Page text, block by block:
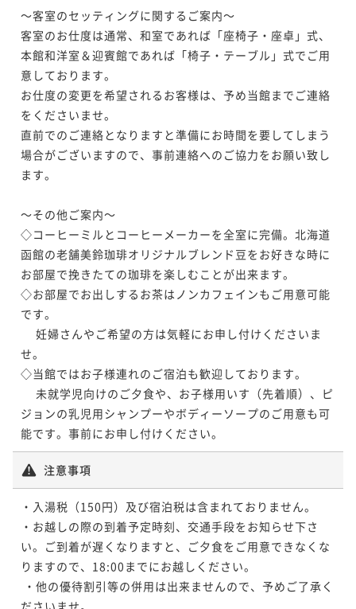
ときに ―
二食付き 事前決済可
IN 15:00 - 18:00 OUT11:00
ポイント即利用で最大7％OFF
¥150,040~
【口福の逸品付】＜米沢牛ステーキor鮑の柔らか煮＞
お好きな料理を選べる特選プラン／1泊2食付
二食付き 事前決済可
IN 15:00 - 18:00 OUT11:00
¥147,620~
【夏季限定】特選会席◆1日10名様限定グレードアップ
美食プラン 「鱧料理一品」＆「鮎ご飯」／1泊2食付
二食付き 事前決済可
IN 15:00 - 18:00 OUT11:00
ポイント即利用で最大7％OFF
¥152,460~
2名 ¥ 141,787 ~
ポイントアップ
【夏のお祝い・ご家族の集いに】奥湯河原の涼を愉し
む特選会席プラン ― 記念日・長寿祝い・三世代のひと
ときに ―
二食付き 事前決済可
IN 15:00 - 18:00 OUT11:00
ポイント即利用で
～客室のセッティングに関するご案内～
客室のお仕度は通常、和室であれば「座椅子・座卓」式、
本館和洋室＆迎賓館であれば「椅子・テーブル」式でご用
意しております。
お仕度の変更を希望されるお客様は、予め当館までご連絡
をくださいませ。
直前でのご連絡となりますと準備にお時間を要してしまう
場合がございますので、事前連絡へのご協力をお願い致し
ます。
～その他ご案内～
◇コーヒーミルとコーヒーメーカーを全室に完備。北海道
函館の老舗美鈴珈琲オリジナルブレンド豆をお好きな時に
お部屋で挽きたての珈琲を楽しむことが出来ます。
◇お部屋でお出しするお茶はノンカフェインもご用意可能
です。
せ。
◇当館ではお子様連れのご宿泊も歓迎しております。
ジョンの乳児用シャンプーやボディーソープのご用意も可
能です。事前にお申し付けください。
注意事項
・入湯税（150円）及び宿泊税は含まれておりません。
・お越しの際の到着予定時刻、交通手段をお知らせ下さ
い。ご到着が遅くなりますと、ご夕食をご用意できなくな
りますので、18:00までにお越しください。
ださいませ。